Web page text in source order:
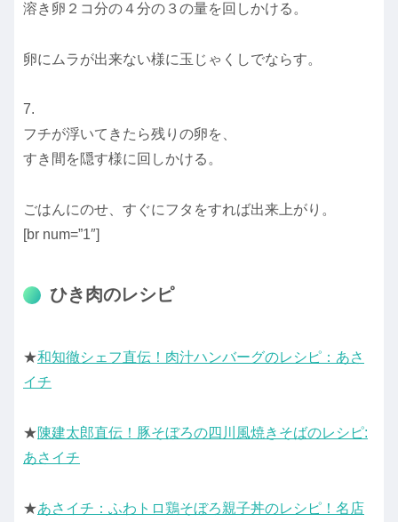
溶き卵２コ分の４分の３の量を回しかける。
卵にムラが出来ない様に玉じゃくしでならす。
7.
フチが浮いてきたら残りの卵を、
すき間を隠す様に回しかける。
ごはんにのせ、すぐにフタをすれば出来上がり。
[br num=”1″]
ひき肉のレシピ
★和知徹シェフ直伝！肉汁ハンバーグのレシピ：あさ
イチ
★陳建太郎直伝！豚そぼろの四川風焼きそばのレシピ:
あさイチ
★あさイチ：ふわトロ鶏そぼろ親子丼のレシピ！名店